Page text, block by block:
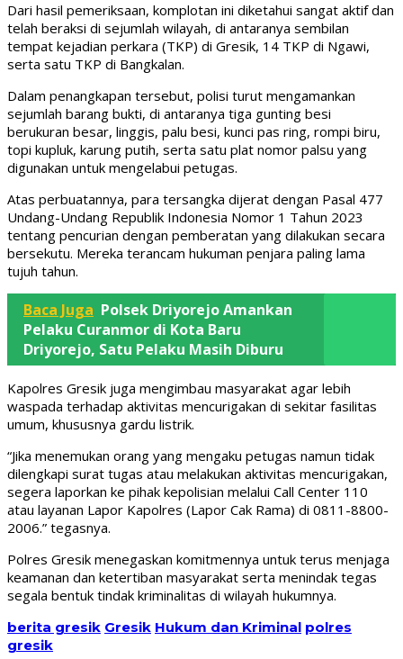
Dari hasil pemeriksaan, komplotan ini diketahui sangat aktif dan
telah beraksi di sejumlah wilayah, di antaranya sembilan
tempat kejadian perkara (TKP) di Gresik, 14 TKP di Ngawi,
serta satu TKP di Bangkalan.
Dalam penangkapan tersebut, polisi turut mengamankan
sejumlah barang bukti, di antaranya tiga gunting besi
berukuran besar, linggis, palu besi, kunci pas ring, rompi biru,
topi kupluk, karung putih, serta satu plat nomor palsu yang
digunakan untuk mengelabui petugas.
Atas perbuatannya, para tersangka dijerat dengan Pasal 477
Undang-Undang Republik Indonesia Nomor 1 Tahun 2023
tentang pencurian dengan pemberatan yang dilakukan secara
bersekutu. Mereka terancam hukuman penjara paling lama
tujuh tahun.
Baca Juga Polsek Driyorejo Amankan
Pelaku Curanmor di Kota Baru
Driyorejo, Satu Pelaku Masih Diburu
Kapolres Gresik juga mengimbau masyarakat agar lebih
waspada terhadap aktivitas mencurigakan di sekitar fasilitas
umum, khususnya gardu listrik.
“Jika menemukan orang yang mengaku petugas namun tidak
dilengkapi surat tugas atau melakukan aktivitas mencurigakan,
segera laporkan ke pihak kepolisian melalui Call Center 110
atau layanan Lapor Kapolres (Lapor Cak Rama) di 0811-8800-
2006.” tegasnya.
Polres Gresik menegaskan komitmennya untuk terus menjaga
keamanan dan ketertiban masyarakat serta menindak tegas
segala bentuk tindak kriminalitas di wilayah hukumnya.
berita gresik Gresik Hukum dan Kriminal polres
gresik